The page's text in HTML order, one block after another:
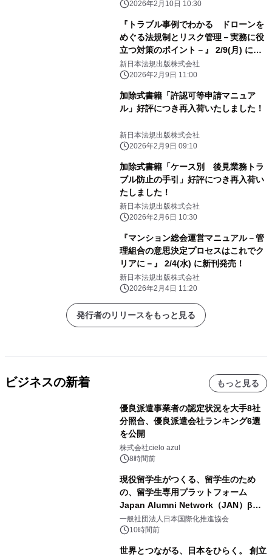
2026年2月10日 10:30
『トラブル事例でわかる ドローンを
めぐる法規制とリスク管理－実務に役
立つ対策のポイント－』 2/9(月) に新
刊発売！
新日本法規出版株式会社
2026年2月9日 11:00
加除式書籍「許認可等申請マニュア
ル」好評につき再入荷いたしました！
新日本法規出版株式会社
2026年2月9日 09:10
加除式書籍「ケース別 後見業務トラ
ブル防止の手引」好評につき再入荷い
たしました！
新日本法規出版株式会社
2026年2月6日 10:30
『マンション総会運営マニュアル－管
理組合の意思決定プロセスはこれでク
リアに－』 2/4(水) に新刊発売！
新日本法規出版株式会社
2026年2月4日 11:20
発行者のリリースをもっと見る
ビジネスの新着 もっと見る
優良派遣事業者の認定状況を大手8社
分照合、優良派遣会社ランキング6選
を公開
株式会社cielo azul
8時間前
現役留学生がつくる、留学生のため
の、留学生専用プラットフォーム
Japan Alumni Network（JAN）β版
をリリース
一般社団法人日本国際化推進協会
10時間前
世界とつながる、日本をひらく。 創立